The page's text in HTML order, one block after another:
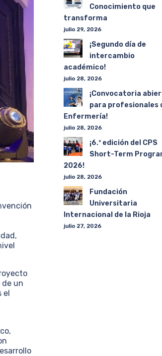
de un
el
Conocimiento que
transforma
julio 29, 2026
¡Segundo día de
intercambio
académico!
julio 28, 2026
¡Convocatoria
para profesionales
Enfermería!
julio 28, 2026
¡6.ª edición del CPS
Short-Term
2026!
julio 28, 2026
Fundación
Universitaria
Internacional de la Rioja
julio 27, 2026